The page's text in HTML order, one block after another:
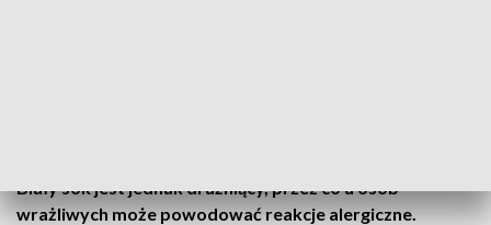
Biały sok jest jednak drażniący, przez co u osób
wrażliwych może powodować reakcje alergiczne.